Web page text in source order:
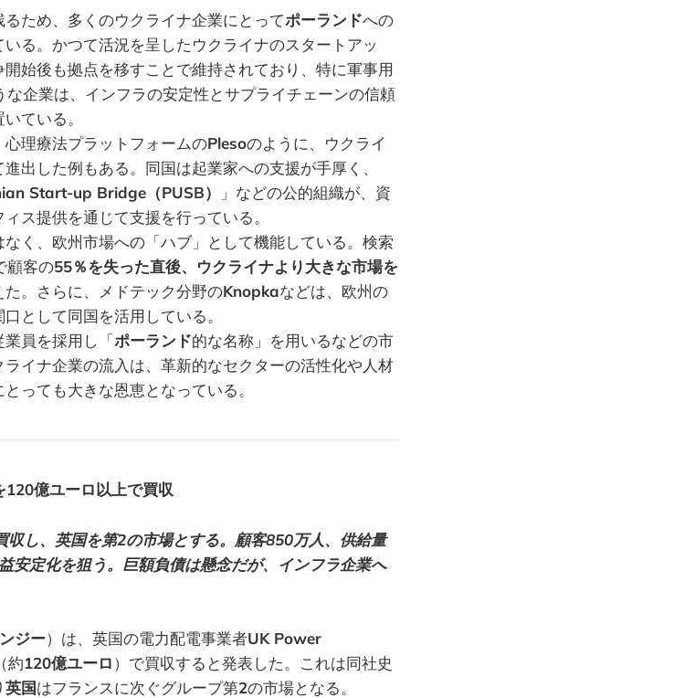
ため、多くのウクライナ企業にとってポーランドへの
る。かつて活況を呈したウクライナのスタートアッ
始後も拠点を移すことで維持されており、特に軍事用
な企業は、インフラの安定性とサプライチェーンの信頼
ている。
理療法プラットフォームのPlesoのように、ウクライ
出した例もある。同国は起業家への支援が手厚く、
Start-up Bridge（PUSB）
」などの公的組織が、資
ス提供を通じて支援を行っている。
く、欧州市場への「ハブ」として機能している。検索
顧客の55％を失った直後、ウクライナより大きな市場を
。さらに、メドテック分野のKnopkaなどは、欧州の
として同国を活用している。
員を採用し「ポーランド的な名称」を用いるなどの市
イナ企業の流入は、革新的なセクターの活性化や人材
っても大きな恩恵となっている。
億ユーロ以上で買収
し、英国を第2の市場とする。顧客850万人、供給量
安定化を狙う。巨額負債は懸念だが、インフラ企業へ
ジー）は、英国の電力配電事業者UK Power
（約120億ユーロ）で買収すると発表した。これは同社史
英国はフランスに次ぐグループ第2の市場となる。